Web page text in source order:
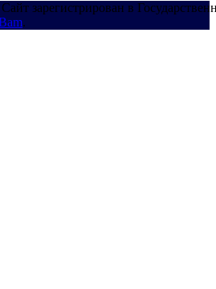
зарегистрирован в
.